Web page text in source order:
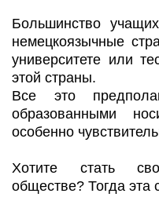
Большинство
немецкоязычные
университете или
этой страны.
Все это
образованными
особенно
Хотите стать
обществе? Тогда эта